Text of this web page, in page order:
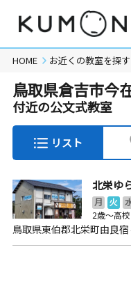
HOME お近くの教室を探す
鳥取県倉吉市今
付近の公文式教室
リスト
北栄ゆ
月 火
2歳～高
鳥取県東伯郡北栄町由良